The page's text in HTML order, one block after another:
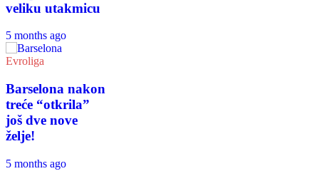
veliku utakmicu
5 months ago
Evroliga
Barselona nakon
treće “otkrila”
još dve nove
želje!
5 months ago